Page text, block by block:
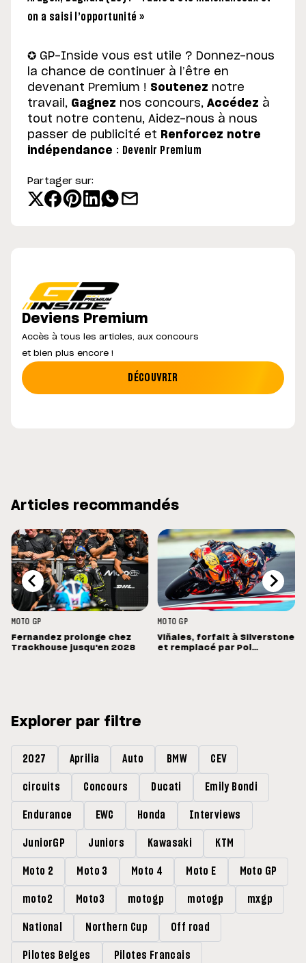
on a saisi l’opportunité »
✪ GP-Inside vous est utile ? Donnez-nous
la chance de continuer à l’être en
devenant Premium ! Soutenez notre
travail, Gagnez nos concours, Accédez à
tout notre contenu, Aidez-nous à nous
passer de publicité et Renforcez notre
indépendance : Devenir Premium
Partager sur:
Deviens Premium
Accès à tous les articles, aux concours
et bien plus encore !
DÉCOUVRIR
Articles recommandés
MOTO GP
Fernandez prolonge chez
Trackhouse jusqu'en 2028
MOTO GP
Viñales, forfait à Silverstone
et remplacé par Pol
Explorer par filtre
2027 Aprilia Auto BMW CEV
circuits Concours Ducati Emily Bondi
Endurance EWC Honda Interviews
JuniorGP Juniors Kawasaki KTM
Moto 2 Moto 3 Moto 4 Moto E Moto GP
moto2 Moto3 motogp motogp mxgp
National Northern Cup Off road
Pilotes Belges Pilotes Francais